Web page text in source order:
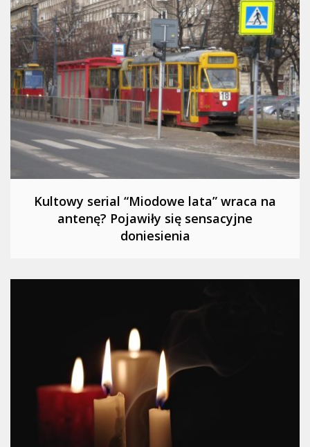
Kultowy serial “Miodowe lata” wraca na
antenę? Pojawiły się sensacyjne
doniesienia